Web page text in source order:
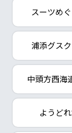
スーツめ
浦添グス
中頭方西海
ようど